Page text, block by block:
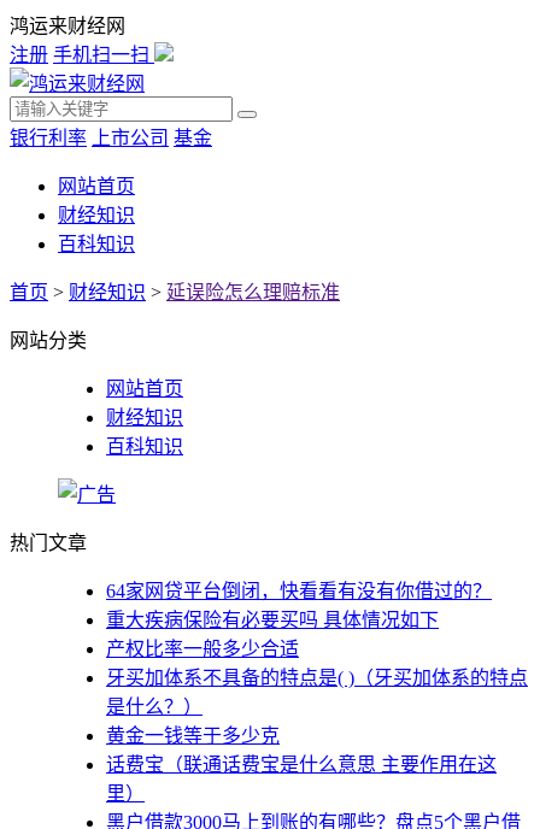
鸿运来财经网
注册 手机扫一扫
银行利率 上市公司 基金
网站首页
财经知识
百科知识
首页 > 财经知识 > 延误险怎么理赔标准
网站分类
网站首页
财经知识
百科知识
热门文章
64家网贷平台倒闭，快看看有没有你借过的？
重大疾病保险有必要买吗 具体情况如下
产权比率一般多少合适
牙买加体系不具备的特点是( )（牙买加体系的特点
是什么？）
黄金一钱等于多少克
话费宝（联通话费宝是什么意思 主要作用在这
里）
黑户借款3000马上到账的有哪些？盘点5个黑户借